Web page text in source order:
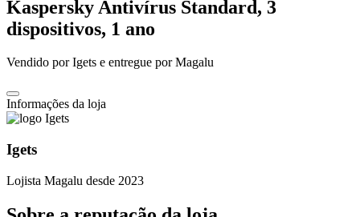
Kaspersky Antivírus Standard, 3
dispositivos, 1 ano
Vendido porIgets e entregue por Magalu
Informações da loja
Igets
Lojista Magalu desde 2023